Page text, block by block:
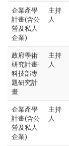
企業產學
計畫(含公
營及私人
企業)
主持
人
政府學術
研究計畫-
科技部專
題研究計
畫
主持
人
企業產學
計畫(含公
營及私人
企業)
主持
人